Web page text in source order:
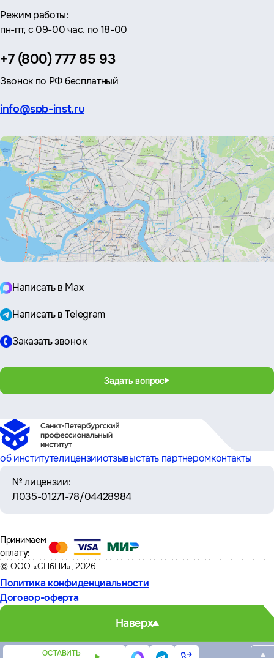
Режим работы:
пн-пт, с 09-00 час. по 18-00
Телефон:
+7 (800) 777 85 93
Звонок по РФ бесплатный
Эл.
info@spb-inst.ru
Написать в Max
Написать в Telegram
Заказать звонок
Задать вопрос
об институтелицензииотзывыстать партнеромконтакты
№ лицензии:
Л035-01271-78/04428984
© ООО «СПбПИ», 2026
Политика конфиденциальности
Договор-оферта
Принимаем
оплату:
Наверх
ОСТАВИТЬ